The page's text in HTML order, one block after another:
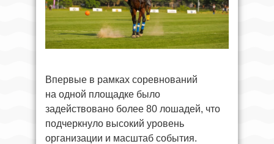
Впервые в рамках соревнований
на одной площадке было
задействовано более 80 лошадей, что
подчеркнуло высокий уровень
организации и масштаб события.